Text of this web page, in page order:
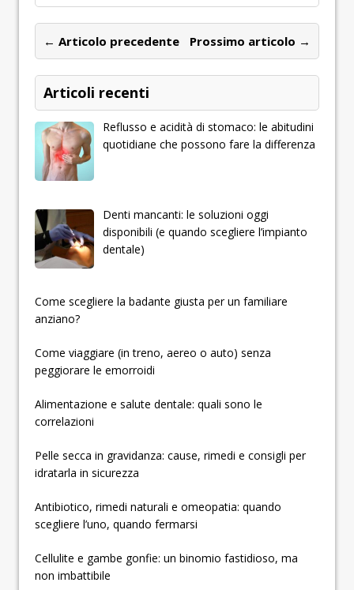
← Articolo precedente Prossimo articolo →
Articoli recenti
Reflusso e acidità di stomaco: le abitudini
quotidiane che possono fare la differenza
Denti mancanti: le soluzioni oggi
disponibili (e quando scegliere l’impianto
dentale)
­­­­­Come scegliere la badante giusta per un familiare
anziano?
Come viaggiare (in treno, aereo o auto) senza
peggiorare le emorroidi
Alimentazione e salute dentale: quali sono le
correlazioni
Pelle secca in gravidanza: cause, rimedi e consigli per
idratarla in sicurezza
Antibiotico, rimedi naturali e omeopatia: quando
scegliere l’uno, quando fermarsi
Cellulite e gambe gonfie: un binomio fastidioso, ma
non imbattibile